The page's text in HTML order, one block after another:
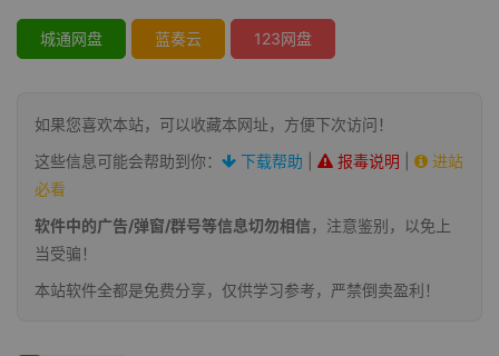
城通网盘 蓝奏云 123网盘
如果您喜欢本站，可以收藏本网址，方便下次访问！
这些信息可能会帮助到你：
下载帮助 报毒说明
进站
必看
软件中的广告/弹窗/群号等信息切勿相信，注意鉴别，以免上
当受骗！
本站软件全都是免费分享，仅供学习参考，严禁倒卖盈利！